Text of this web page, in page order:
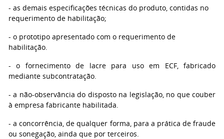
- as demais especificações técnicas do produto, contidas no
requerimento de habilitação;
- o prototipo apresentado com o requerimento de
habilitação.
- o fornecimento de lacre para uso em ECF, fabricado
mediante subcontratação.
- a não-observância do disposto na legislação, no que couber
à empresa fabricante habilitada.
- a concorrência, de qualquer forma, para a prática de fraude
ou sonegação, ainda que por terceiros.